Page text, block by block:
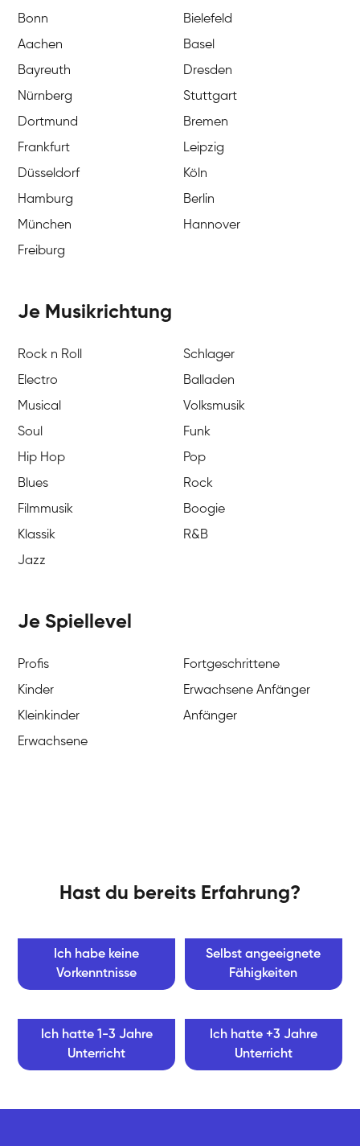
Bonn
Bielefeld
Aachen
Basel
Bayreuth
Dresden
Nürnberg
Stuttgart
Dortmund
Bremen
Frankfurt
Leipzig
Düsseldorf
Köln
Hamburg
Berlin
München
Hannover
Freiburg
Je Musikrichtung
Rock n Roll
Schlager
Electro
Balladen
Musical
Volksmusik
Soul
Funk
Hip Hop
Pop
Blues
Rock
Filmmusik
Boogie
Klassik
R&B
Jazz
Je Spiellevel
Profis
Fortgeschrittene
Kinder
Erwachsene Anfänger
Kleinkinder
Anfänger
Erwachsene
Hast du bereits Erfahrung?
Ich habe keine
Vorkenntnisse
Selbst angeeignete
Fähigkeiten
Ich hatte 1-3 Jahre
Unterricht
Ich hatte +3 Jahre
Unterricht